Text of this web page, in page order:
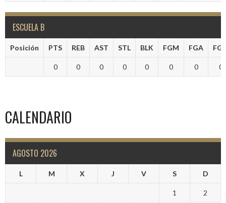
ESCUELA B
Posición PTS REB AST STL BLK FGM FGA
0 0 0 0 0 0 0 0
CALENDARIO
AGOSTO 2026
L M X J V S D
1 2